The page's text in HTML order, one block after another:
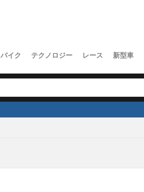
バイク テクノロジー レース 新型車